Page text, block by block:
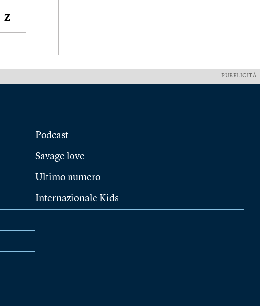
Z
PUBBLICITÀ
Podcast
Savage love
Ultimo numero
Internazionale Kids